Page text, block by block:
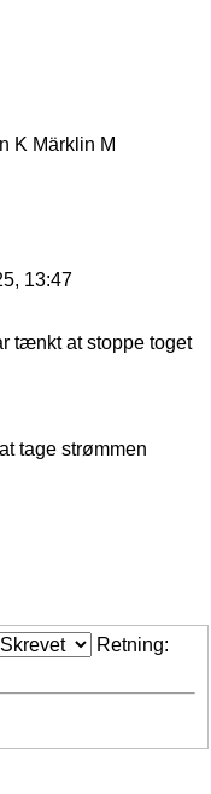
K Märklin M
13:47
tænkt at stoppe toget
tage strømmen
Retning: